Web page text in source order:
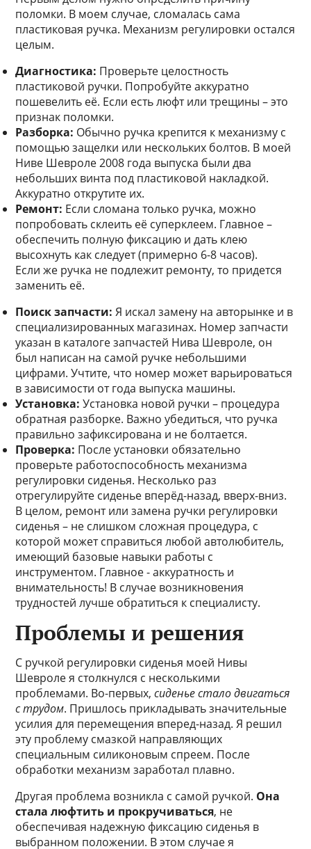
поломки. В моем случае, сломалась сама
пластиковая ручка. Механизм регулировки остался
целым.
Диагностика: Проверьте целостность
пластиковой ручки. Попробуйте аккуратно
пошевелить её. Если есть люфт или трещины – это
признак поломки.
Разборка: Обычно ручка крепится к механизму с
помощью защелки или нескольких болтов. В моей
Ниве Шевроле 2008 года выпуска были два
небольших винта под пластиковой накладкой.
Аккуратно открутите их.
Ремонт: Если сломана только ручка, можно
попробовать склеить её суперклеем. Главное –
обеспечить полную фиксацию и дать клею
высохнуть как следует (примерно 6-8 часов).
Если же ручка не подлежит ремонту, то придется
заменить её.
Поиск запчасти: Я искал замену на авторынке и в
специализированных магазинах. Номер запчасти
указан в каталоге запчастей Нива Шевроле, он
был написан на самой ручке небольшими
цифрами. Учтите, что номер может варьироваться
в зависимости от года выпуска машины.
Установка: Установка новой ручки – процедура
обратная разборке. Важно убедиться, что ручка
правильно зафиксирована и не болтается.
Проверка: После установки обязательно
проверьте работоспособность механизма
регулировки сиденья. Несколько раз
отрегулируйте сиденье вперёд-назад, вверх-вниз.
В целом, ремонт или замена ручки регулировки
сиденья – не слишком сложная процедура, с
которой может справиться любой автолюбитель,
имеющий базовые навыки работы с
инструментом. Главное - аккуратность и
внимательность! В случае возникновения
трудностей лучше обратиться к специалисту.
Проблемы и решения
С ручкой регулировки сиденья моей Нивы
Шевроле я столкнулся с несколькими
проблемами. Во-первых,сиденье стало двигаться
с трудом. Пришлось прикладывать значительные
усилия для перемещения вперед-назад. Я решил
эту проблему смазкой направляющих
специальным силиконовым спреем. После
обработки механизм заработал плавно.
Другая проблема возникла с самой ручкой. Она
стала люфтить и прокручиваться, не
обеспечивая надежную фиксацию сиденья в
выбранном положении. В этом случае я